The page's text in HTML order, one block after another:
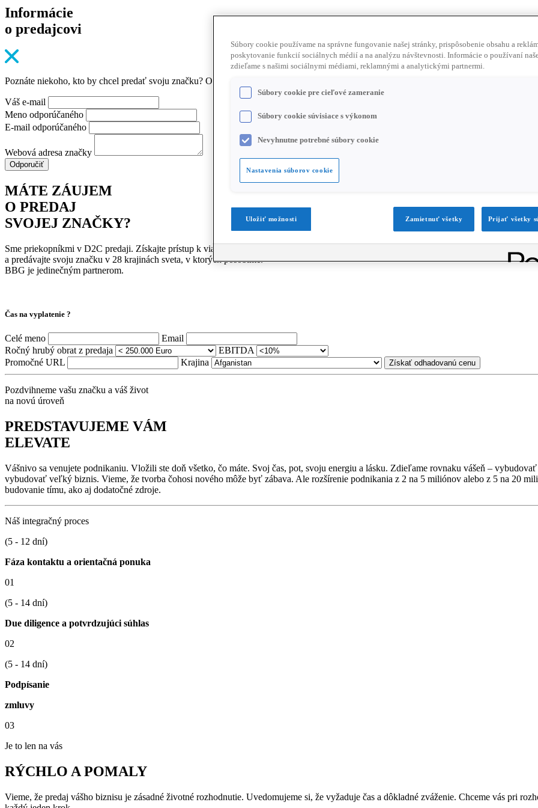
Informácie
o predajcovi
Poznáte niekoho, kto by chcel predať svoju značku? Odporučte nám ho, a ak značku kúpime, odmeníme vás až do výšky 20.000€.
Váš e-mail
Meno odporúčaného
E-mail odporúčaného
Webová adresa značky
Odporučiť
MÁTE ZÁUJEM
O PREDAJ
SVOJEJ ZNAČKY?
Sme priekopníkmi v D2C predaji. Získajte prístup k viac ako 100 predajným kanálom platformy BBG
a predávajte svoju značku v 28 krajinách sveta, v ktorých pôsobíme.
BBG je jedinečným partnerom.
Čas na vyplatenie ?
Celé meno
Email
Ročný hrubý obrat z predaja
EBITDA
Promočné URL
Krajina Získať odhadovanú cenu
Pozdvihneme vašu značku a váš život
na novú úroveň
PREDSTAVUJEME VÁM
ELEVATE
Vášnivo sa venujete podnikaniu. Vložili ste doň všetko, čo máte. Svoj čas, pot, svoju energiu a lásku. Zdieľame rovnaku vášeň –
vybudovať veľký biznis. Vieme, že tvorba čohosi nového môže byť zábava. Ale rozšírenie podnikania z 2 na 5 miliónov alebo z 5 na 20
budovanie tímu, ako aj dodatočné zdroje.
Náš integračný proces
(5 - 12 dní)
Fáza kontaktu a orientačná ponuka
01
(5 - 14 dní)
Due diligence a potvrdzujúci súhlas
02
(5 - 14 dní)
Podpísanie
zmluvy
03
Je to len na vás
RÝCHLO A POMALY
Vieme, že predaj vášho biznisu je zásadné životné rozhodnutie. Uvedomujeme si, že vyžaduje čas a dôkladné zváženie. Chceme vás pri
Súbory cookie používame na správne fungovanie našej stránky, prispôsobenie obsahu a
poskytovanie funkcií sociálnych médií a na analýzu návštevnosti. Informácie o používaní
zdieľame s našimi sociálnymi médiami, reklamnými a analytickými partnermi.
Súbory cookie pre cieľové zameranie
Súbory cookie súvisiace s výkonom
Nevyhnutne potrebné súbory cookie
Nastavenia súborov cookie
Uložiť možnosti Zamietnuť všetky Prijať všetky